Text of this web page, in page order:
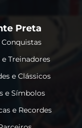
Preta
e Treinadores
e Clássicos
e Símbolos
e Recordes